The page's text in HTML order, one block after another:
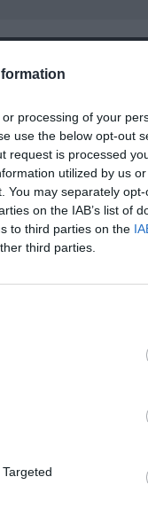
processing of your
use the below opt-out
request is processed
utilized by us
You may separately
on the IAB’s list of
to third parties on the
third parties.
Ναύπλιο